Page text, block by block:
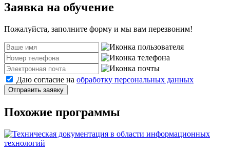
Заявка на обучение
Пожалуйста, заполните форму и мы вам перезвоним!
Даю согласие на обработку персональных данных
Отправить заявку
Похожие программы